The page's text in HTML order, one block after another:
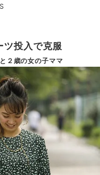
ツ投入で克服
２歳の女の子ママ